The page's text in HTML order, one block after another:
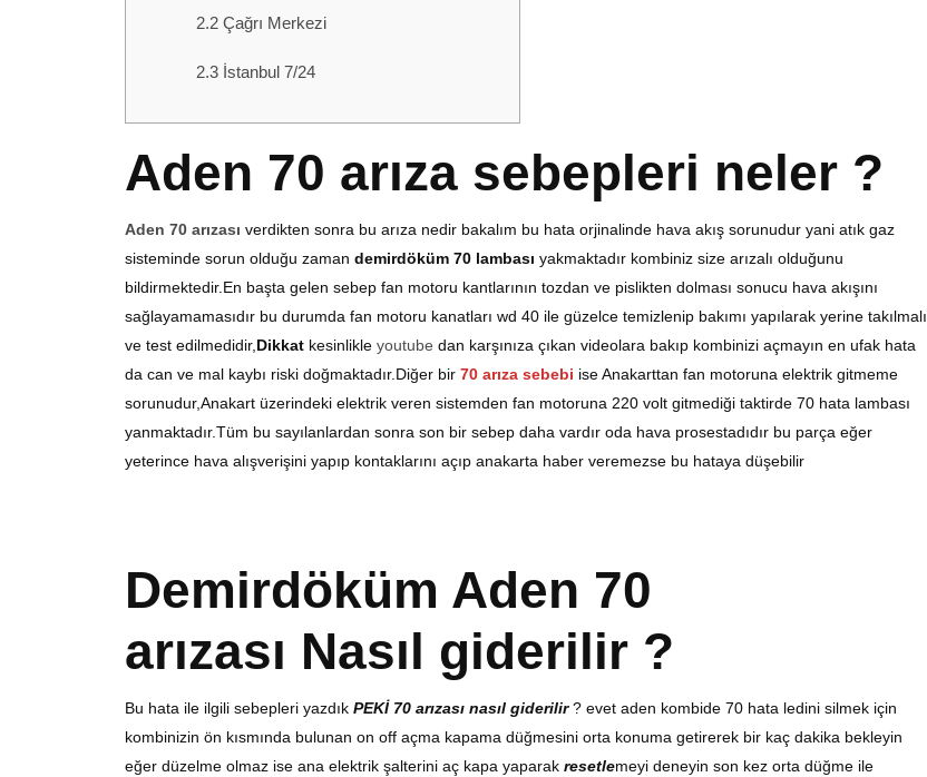
2.2 Çağrı Merkezi
2.3 İstanbul 7/24
Aden 70 arıza sebepleri neler ?
Aden 70 arızası verdikten sonra bu arıza nedir bakalım bu hata orjinalinde hava akış sorunudur yani atık gaz
sisteminde sorun olduğu zaman demirdöküm 70 lambası yakmaktadır kombiniz size arızalı olduğunu
bildirmektedir.En başta gelen sebep fan motoru kantlarının tozdan ve pislikten dolması sonucu hava akışını
sağlayamamasıdır bu durumda fan motoru kanatları wd 40 ile güzelce temizlenip bakımı yapılarak yerine takılmalı
ve test edilmedidir,Dikkat kesinlikle youtube dan karşınıza çıkan videolara bakıp kombinizi açmayın en ufak hata
da can ve mal kaybı riski doğmaktadır.Diğer bir 70 arıza sebebi ise Anakarttan fan motoruna elektrik gitmeme
sorunudur,Anakart üzerindeki elektrik veren sistemden fan motoruna 220 volt gitmediği taktirde 70 hata lambası
yanmaktadır.Tüm bu sayılanlardan sonra son bir sebep daha vardır oda hava prosestadıdır bu parça eğer
yeterince hava alışverişini yapıp kontaklarını açıp anakarta haber veremezse bu hataya düşebilir
Demirdöküm Aden 70
arızası Nasıl giderilir ?
Bu hata ile ilgili sebepleri yazdık PEKİ 70 arızası nasıl giderilir? evet aden kombide 70 hata ledini silmek için
kombinizin ön kısmında bulunan on off açma kapama düğmesini orta konuma getirerek bir kaç dakika bekleyin
eğer düzelme olmaz ise ana elektrik şalterini aç kapa yaparak resetlemeyi deneyin son kez orta düğme ile